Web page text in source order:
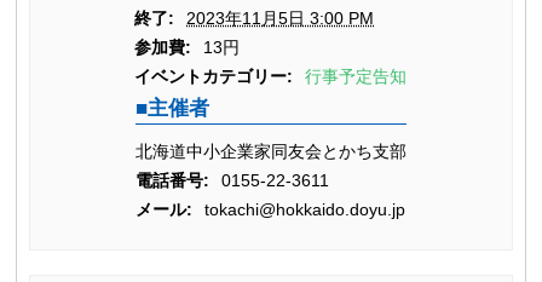
終了:
2023年11月5日 3:00 PM
参加費:
13円
イベントカテゴリー:
行事予定告知
主催者
北海道中小企業家同友会とかち支部
電話番号:
0155-22-3611
メール:
tokachi@hokkaido.doyu.jp